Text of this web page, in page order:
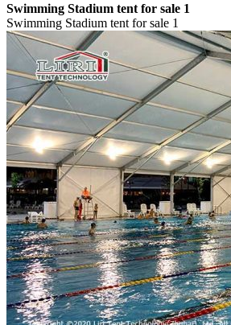
Swimming Stadium tent for sale 1
Swimming Stadium tent for sale 1